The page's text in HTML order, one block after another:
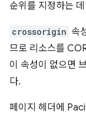
순위를 지정하는
crossorigin 속
므로 리소스를
이 속성이 없으면
다.
페이지 헤더에